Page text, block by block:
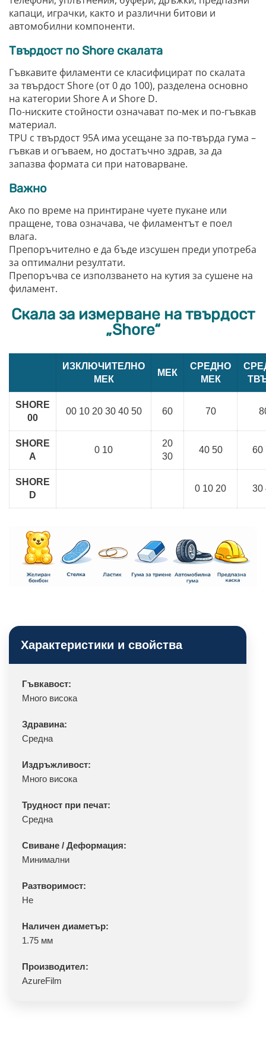
капаци, играчки, както и различни битови и
автомобилни компоненти.
Твърдост по Shore скалата
Гъвкавите филаменти се класифицират по скалата
за твърдост Shore (от 0 до 100), разделена основно
на категории Shore A и Shore D.
По-ниските стойности означават по-мек и по-гъвкав
материал.
TPU с твърдост 95A има усещане за по-твърда гума –
гъвкав и огъваем, но достатъчно здрав, за да
запазва формата си при натоварване.
Важно
Ако по време на принтиране чуете пукане или
пращене, това означава, че филаментът е поел
влага.
Препоръчително е да бъде изсушен преди употреба
за оптимални резултати.
Препоръчва се използването на кутия за сушене на
филамент.
Скала за измерване на твърдост
„Shore“
ИЗКЛЮЧИТЕЛНО
МЕК
МЕК
СРЕДНО
МЕК
SHORE
00
00 10 20 30 40 50 60 70
SHORE
A
0 10
20
30
40 50 60
SHORE
D
0 10 20 30
Характеристики и свойства
Гъвкавост:
Много висока
Здравина:
Средна
Издръжливост:
Много висока
Трудност при печат:
Средна
Свиване / Деформация:
Минимални
Разтворимост:
Не
Наличен диаметър:
1.75 мм
Производител:
AzureFilm